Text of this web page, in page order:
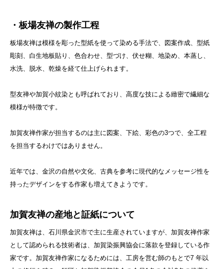
・板場友禅の製作工程
板場友禅は模様を彫った型紙を使って染める手法で、図案作成、型紙
彫刻、白生地板貼り、色合わせ、型づけ、伏せ糊、地染め、本蒸し、
水洗、脱水、乾燥を経て仕上げられます。
型友禅や加賀小紋染とも呼ばれており、高度な技による緻密で繊細な
模様が特徴です。
加賀友禅作家が担当するのは主に図案、下絵、彩色の3つで、全工程
を担当するわけではありません。
近年では、金沢の自然や文化、古典を参考に現代的なメッセージ性を
持ったデザインをする作家も増えてきようです。
加賀友禅の産地と証紙について
加賀友禅は、石川県金沢市で主に生産されていますが、加賀友禅作家
として認められる技術者は、加賀染振興協会に落款を登録している作
家です。加賀友禅作家になるためには、工房を営む師のもとで7 年以